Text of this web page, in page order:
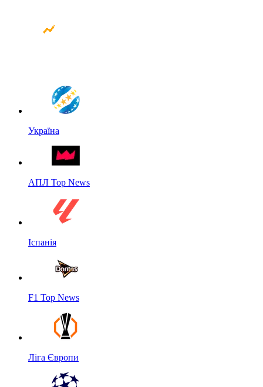
Україна
АПЛ Top News
Іспанія
F1 Top News
Ліга Європи